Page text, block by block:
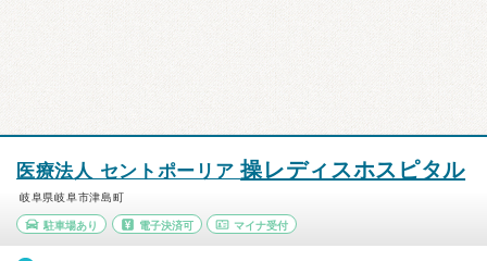
医療法人 セントポーリア操レディスホスピタル
岐阜県岐阜市津島町
駐車場あり 電子決済可 マイナ受付